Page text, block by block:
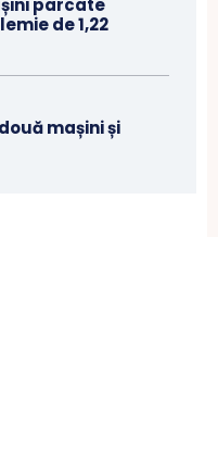
parcate
de 1,22
mașini și